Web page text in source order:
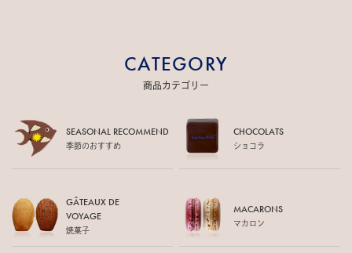
CATEGORY
商品カテゴリー
SEASONAL RECOMMEND
季節のおすすめ
CHOCOLATS
ショコラ
GÂTEAUX DE
VOYAGE
焼菓子
MACARONS
マカロン